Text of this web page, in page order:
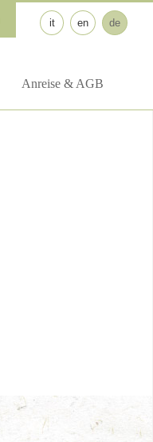
it en de
Anreise & AGB